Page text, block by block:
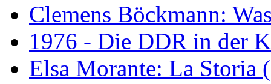
Clemens Böckmann:
1976 - Die DDR in der
Elsa Morante: La Storia